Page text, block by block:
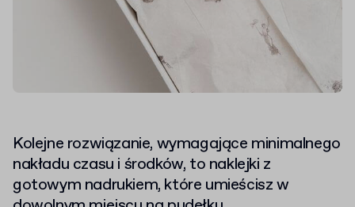
Kolejne rozwiązanie, wymagające minimalnego
nakładu czasu i środków, to naklejki z
gotowym nadrukiem, które umieścisz w